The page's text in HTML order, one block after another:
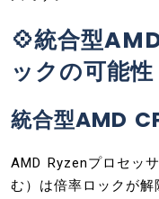
💠統合型
ックの可能性
統合型AMD
AMD Ryzenプロセッ
む）は倍率ロックが